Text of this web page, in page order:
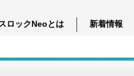
ロックNeoとは 新着情報